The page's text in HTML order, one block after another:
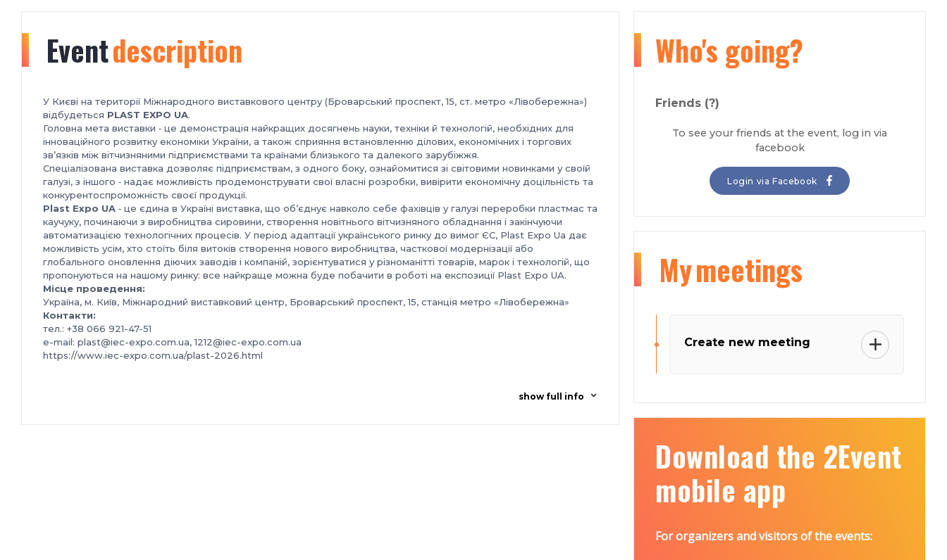
Eventdescription
У Києві на території Міжнародного виставкового центру (Броварський проспект, 15, ст. метро «Лівобережна»)
відбудеться PLAST EXPO UA.
Головна мета виставки ‑ це демонстрація найкращих досягнень науки, техніки й технологій, необхідних для
інноваційного розвитку економіки України, а також сприяння встановленню ділових, економічних і торгових
зв’язків між вітчизняними підприємствами та країнами близького та далекого зарубіжжя.
Спеціалізована виставка дозволяє підприємствам, з одного боку, ознайомитися зі світовими новинками у своїй
галузі, з іншого ‑ надає можливість продемонструвати свої власні розробки, вивірити економічну доцільність та
конкурентоспроможність своєї продукції.
Plast Expo UA ‑ це єдина в Україні виставка, що об’єднує навколо себе фахівців у галузі переробки пластмас та
каучуку, починаючи з виробництва сировини, створення новітнього вітчизняного обладнання і закінчуючи
автоматизацією технологічних процесів. У період адаптації українського ринку до вимог ЄС, Plast Expo Ua дає
можливість усім, хто стоїть біля витоків створення нового виробництва, часткової модернізації або
глобального оновлення діючих заводів і компаній, зорієнтуватися у різноманітті товарів, марок і технологій, що
пропонуються на нашому ринку: все найкраще можна буде побачити в роботі на експозиції Plast Expo UA.
Місце проведення:
Україна, м. Київ, Міжнародний виставковий центр, Броварський проспект, 15, станція метро «Лівобережна»
Контакти:
тел.: +38 066 921-47-51
e-mail: plast@iec-expo.com.ua, 1212@iec-expo.com.ua
https://www.iec-expo.com.ua/plast-2026.html
show full info
Who's going?
Friends (?)
To see your friends at the event, log in via
facebook
Login via Facebook
Mymeetings
Create new meeting
Download the 2Event
mobile app
For organizers and visitors of the events: